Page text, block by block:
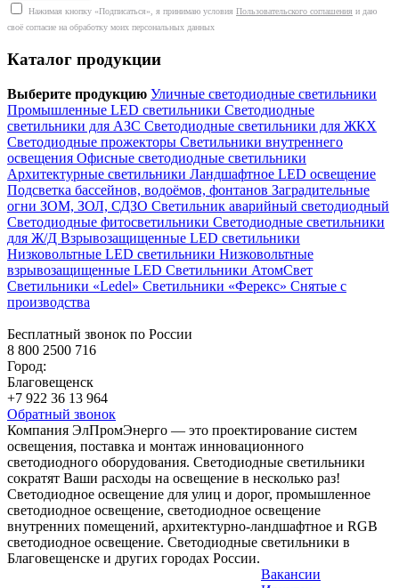
Нажимая кнопку «Подписаться», я принимаю условия Пользовательского соглашения и даю
своё согласие на обработку моих персональных данных
Каталог продукции
Выберите продукцию Уличные светодиодные светильники
Промышленные LED светильники Светодиодные
светильники для АЗС Светодиодные светильники для ЖКХ
Светодиодные прожекторы Светильники внутреннего
освещения Офисные светодиодные светильники
Архитектурные светильники Ландшафтное LED освещение
Подсветка бассейнов, водоёмов, фонтанов Заградительные
огни ЗОМ, ЗОЛ, СДЗО Светильник аварийный светодиодный
Светодиодные фитосветильники Светодиодные светильники
для Ж/Д Взрывозащищенные LED светильники
Низковольтные LED светильники Низковольтные
взрывозащищенные LED Светильники АтомСвет
Светильники «Ledel» Светильники «Ферекс» Снятые с
производства
Бесплатный звонок по России
8 800 2500 716
Город:
Благовещенск
+7 922 36 13 964
Обратный звонок
Компания ЭлПромЭнерго — это проектирование систем
освещения, поставка и монтаж инновационного
светодиодного оборудования. Светодиодные светильники
сократят Ваши расходы на освещение в несколько раз!
Светодиодное освещение для улиц и дорог, промышленное
светодиодное освещение, светодиодное освещение
внутренних помещений, архитектурно-ландшафтное и RGB
светодиодное освещение. Светодиодные светильники в
Благовещенске и других городах России.
Вакансии